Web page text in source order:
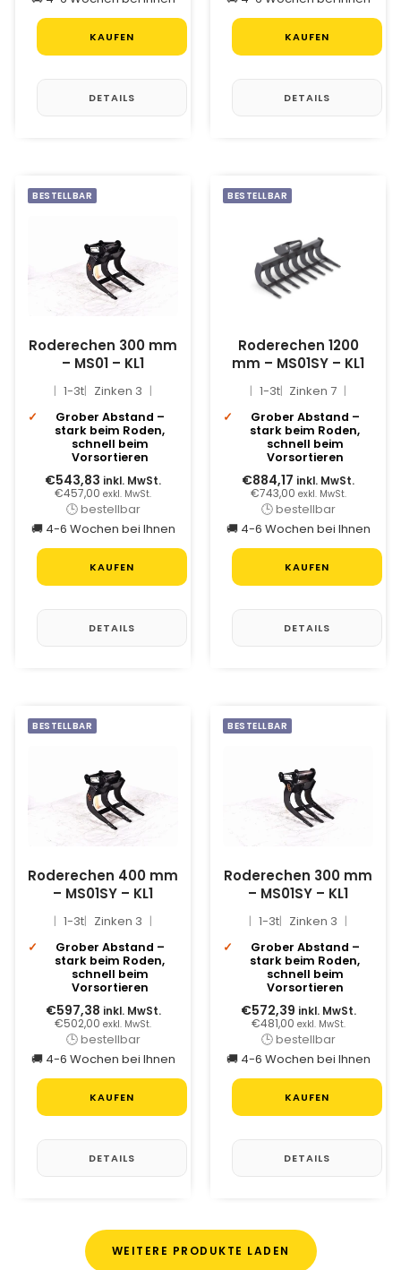
KAUFEN
DETAILS
KAUFEN
DETAILS
BESTELLBAR
Roderechen 300 mm
– MS01 – KL1
1-3t Zinken 3
Grober Abstand –
stark beim Roden,
schnell beim
Vorsortieren
€543,83 inkl. MwSt.
€457,00 exkl. MwSt.
🕒 bestellbar
🚚 4-6 Wochen bei Ihnen
KAUFEN
DETAILS
BESTELLBAR
Roderechen 1200
mm – MS01SY – KL1
1-3t Zinken 7
Grober Abstand –
stark beim Roden,
schnell beim
Vorsortieren
€884,17 inkl. MwSt.
€743,00 exkl. MwSt.
🕒 bestellbar
🚚 4-6 Wochen bei Ihnen
KAUFEN
DETAILS
BESTELLBAR
Roderechen 400 mm
– MS01SY – KL1
1-3t Zinken 3
Grober Abstand –
stark beim Roden,
schnell beim
Vorsortieren
€597,38 inkl. MwSt.
€502,00 exkl. MwSt.
🕒 bestellbar
🚚 4-6 Wochen bei Ihnen
KAUFEN
DETAILS
BESTELLBAR
Roderechen 300 mm
– MS01SY – KL1
1-3t Zinken 3
Grober Abstand –
stark beim Roden,
schnell beim
Vorsortieren
€572,39 inkl. MwSt.
€481,00 exkl. MwSt.
🕒 bestellbar
🚚 4-6 Wochen bei Ihnen
KAUFEN
DETAILS
WEITERE PRODUKTE LADEN